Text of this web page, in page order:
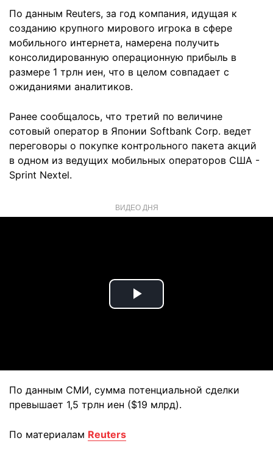
По данным Reuters, за год компания, идущая к
созданию крупного мирового игрока в сфере
мобильного интернета, намерена получить
консолидированную операционную прибыль в
размере 1 трлн иен, что в целом совпадает с
ожиданиями аналитиков.
Ранее сообщалось, что третий по величине
сотовый оператор в Японии Softbank Corp. ведет
переговоры о покупке контрольного пакета акций
в одном из ведущих мобильных операторов США -
Sprint Nextel.
ВИДЕО ДНЯ
Play
По данным СМИ, сумма потенциальной сделки
превышает 1,5 трлн иен ($19 млрд).
По материалам Reuters